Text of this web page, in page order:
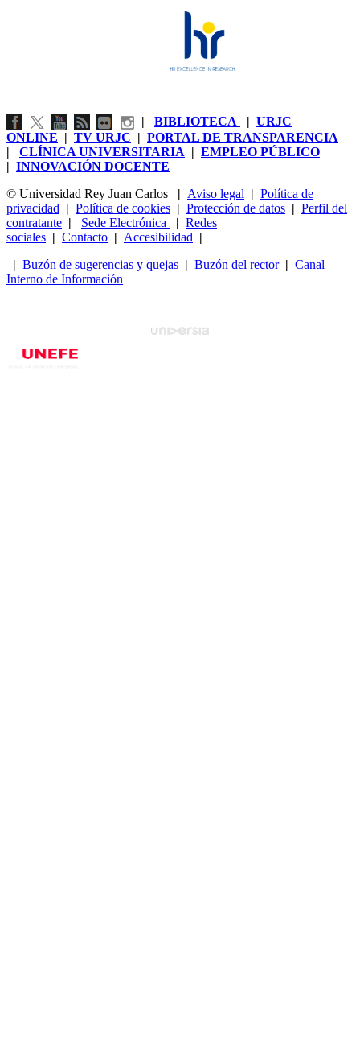
| BIBLIOTECA | URJC
ONLINE | TV URJC | PORTAL DE TRANSPARENCIA
| CLÍNICA UNIVERSITARIA | EMPLEO PÚBLICO
| INNOVACIÓN DOCENTE
© Universidad Rey Juan Carlos
| Aviso legal | Política de
privacidad | Política de cookies | Protección de datos | Perfil del
contratante | Sede Electrónica | Redes
sociales | Contacto | Accesibilidad |
| Buzón de sugerencias y quejas | Buzón del rector| Canal
Interno de Información